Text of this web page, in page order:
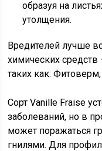
образуя на
утолщения.
Вредителей лучше
химических
таких как:
Сорт Vanille Fraise
заболеваний, но в
может поражаться
гнилями. Для